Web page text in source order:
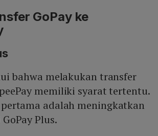
GoPay ke
bahwa melakukan transfer
memiliki syarat tertentu.
adalah meningkatkan
Plus.